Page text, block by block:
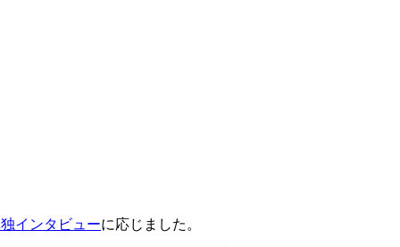
インタビューに応じました。